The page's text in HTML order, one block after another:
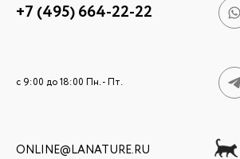
+7 (495) 664-22-22
c 9:00 до 18:00 Пн. - Пт.
ONLINE@LANATURE.RU